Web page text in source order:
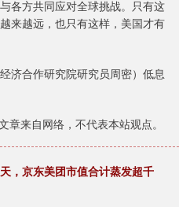
各方共同应对全球挑战。只有这
来越远，也只有这样，美国才有
合作研究院研究员周密）低息
章来自网络，不代表本站观点。
，京东美团市值合计蒸发超千